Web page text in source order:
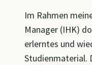
Im Rahmen
Manager (IHK)
erlerntes und
Studienmaterial.